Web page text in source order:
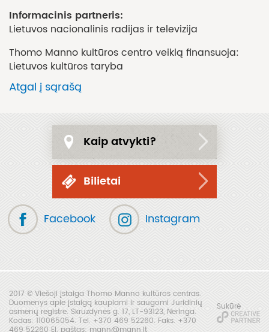
Informacinis partneris:
Lietuvos nacionalinis radijas ir televizija
Thomo Manno kultūros centro veiklą finansuoja:
Lietuvos kultūros taryba
Atgal į sąrašą
Kaip atvykti?
Bilietai
Facebook Instagram
2017 © Viešoji įstaiga Thomo Manno kultūros centras.
Duomenys apie įstaigą kaupiami ir saugomi Juridinių
asmenų registre. Skruzdynės g. 17, LT-93123, Neringa.
Kodas: 110065054. Tel. +370 469 52260. Faks. +370
469 52260 El. paštas: mann@mann.lt
Sukūrė